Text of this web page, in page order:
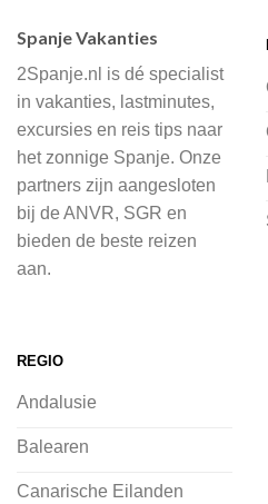
of je nu wilt relaxen op
cultuur wilt ontdekken of
in de natuur.
Bij 2Spanje.nl begint de
voordat je het vliegtuig
inspiratie op te doen
vliegvakantie zoeken
2Spanje.nl, met een
klaarstaat om eventuele
beantwoorden en
jij met een gerust hart
Spanje Vakanties
2Spanje.nl is dé specialist
in vakanties, lastminutes,
excursies en reis tips naar
het zonnige Spanje. Onze
partners zijn aangesloten
bij de ANVR, SGR en
bieden de beste reizen
aan.
REGIO
Andalusie
Balearen
Canarische Eilanden